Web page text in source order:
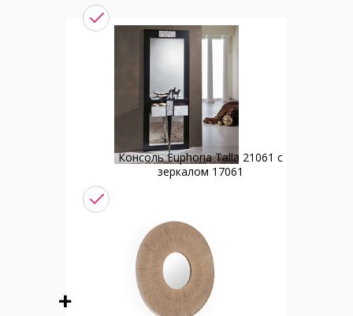
Консоль Euphoria Talla 21061 с
зеркалом 17061